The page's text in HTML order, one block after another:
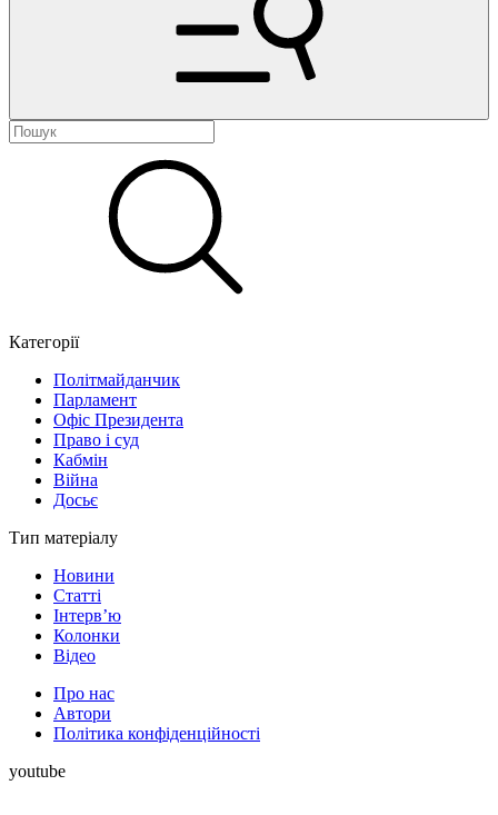
Категорії
Політмайданчик
Парламент
Офіс Президента
Право і суд
Кабмін
Війна
Досьє
Тип матеріалу
Новини
Статті
Інтерв’ю
Колонки
Відео
Про нас
Автори
Політика конфіденційності
youtube